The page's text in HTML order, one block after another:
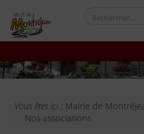
Vous êtes ici : Mairie de
Nos associations